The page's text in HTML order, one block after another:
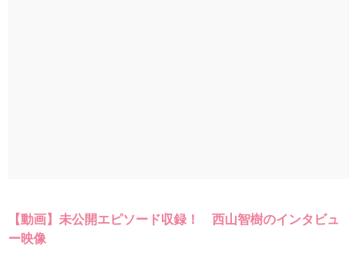
【動画】未公開エピソード収録！ 西山智樹のインタビュ
ー映像